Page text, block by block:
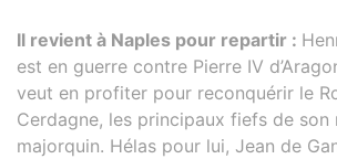
Il revient à Naples pour repartir :
est en guerre contre Pierre IV
veut en profiter pour reconquérir le
Cerdagne, les principaux fiefs de son
majorquin. Hélas pour lui, Jean de